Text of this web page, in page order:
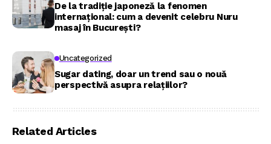
De la tradiție japoneză la fenomen
internațional: cum a devenit celebru Nuru
masaj în București?
Uncategorized
Sugar dating, doar un trend sau o nouă
perspectivă asupra relațiilor?
Related Articles